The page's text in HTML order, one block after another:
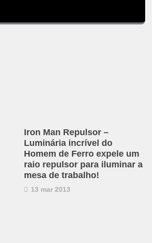
Iron Man Repulsor –
Luminária incrível do
Homem de Ferro expele um
raio repulsor para iluminar a
mesa de trabalho!
13 mar 2013